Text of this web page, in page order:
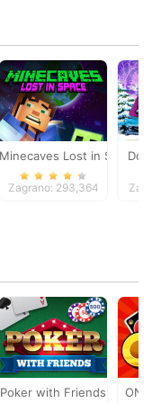
Minecaves Lost in Space
Zagrano: 293,364
Poker with Friends